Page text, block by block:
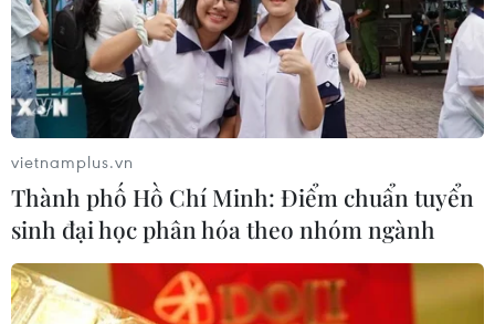
sản” như cáo trạng đã nêu.
vietnamplus.vn
Thành phố Hồ Chí Minh: Điểm chuẩn tuyển
sinh đại học phân hóa theo nhóm ngành